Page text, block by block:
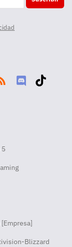
5
Blizzard